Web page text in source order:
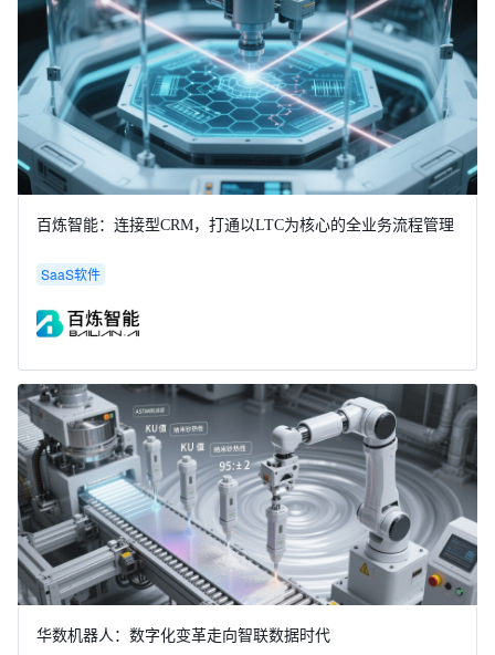
百炼智能：连接型CRM，打通以LTC为核心的全业务流程管理
SaaS软件
华数机器人：数字化变革走向智联数据时代